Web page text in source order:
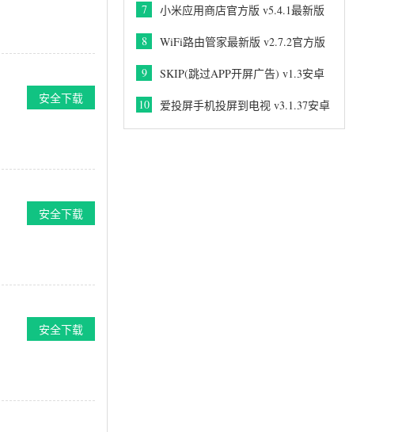
安全下载
安全下载
安全下载
7
小米应用商店官方版 v5.4.1最新版
8 WiFi路由管家最新版 v2.7.2官方版
9
SKIP(跳过APP开屏广告) v1.3安卓
10
爱投屏手机投屏到电视 v3.1.37安卓